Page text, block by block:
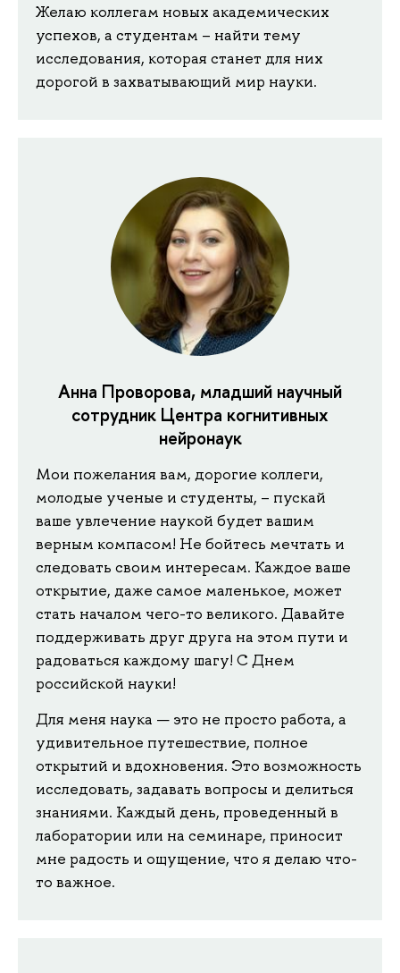
Желаю коллегам новых академических
успехов, а студентам – найти тему
исследования, которая станет для них
дорогой в захватывающий мир науки.
Анна Проворова, младший научный
сотрудник Центра когнитивных
нейронаук
Мои пожелания вам, дорогие коллеги,
молодые ученые и студенты, – пускай
ваше увлечение наукой будет вашим
верным компасом! Не бойтесь мечтать и
следовать своим интересам. Каждое ваше
открытие, даже самое маленькое, может
стать началом чего-то великого. Давайте
поддерживать друг друга на этом пути и
радоваться каждому шагу! С Днем
российской науки!
Для меня наука — это не просто работа, а
удивительное путешествие, полное
открытий и вдохновения. Это возможность
исследовать, задавать вопросы и делиться
знаниями. Каждый день, проведенный в
лаборатории или на семинаре, приносит
мне радость и ощущение, что я делаю что-
то важное.